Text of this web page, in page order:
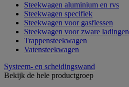
Steekwagen aluminium en rvs
Steekwagen specifiek
Steekwagen voor gasflessen
Steekwagen voor zware ladingen
Trappensteekwagen
Vatensteekwagen
Systeem- en scheidingswand
Bekijk de hele productgroep